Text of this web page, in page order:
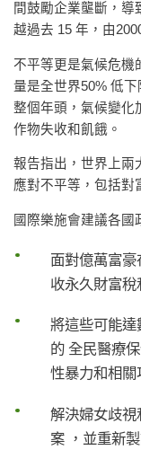
間鼓勵企業壟斷，導
越過去 15 年，由
不平等更是氣候危機
量是全世界50% 低
整個年頭，氣候變化
作物失收和飢餓。
報告指出，世界上
應對不平等，包括對
國際樂施會建議各國
面對億萬富
收永久財富稅
將這些可能達
的 全民醫療
性暴力和相關
解決婦女歧視
案 ，並重新